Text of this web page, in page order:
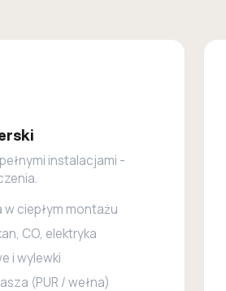
instalacjami -
ciepłym montażu
CO, elektryka
i wylewki
(PUR / wełna)